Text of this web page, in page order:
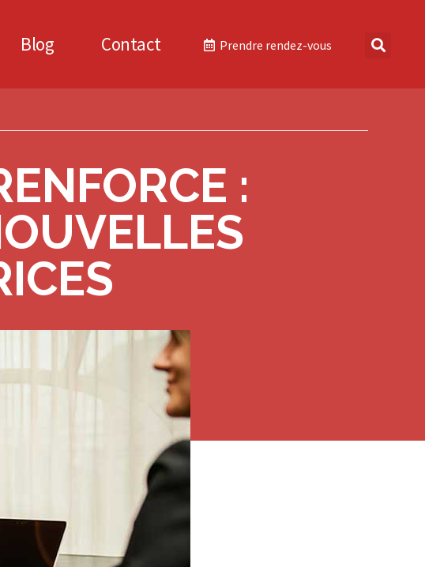
Blog Contact Prendre rendez-vous
: